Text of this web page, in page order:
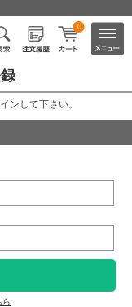
0
ンして下さい。
ら